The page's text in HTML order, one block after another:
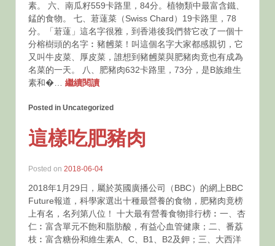
素。 六、南瓜籽559卡路里，84分。植物類中最富含鐵、
錳的食物。 七、莙薘菜（Swiss Chard）19卡路里，78
分。「莙薘」這名字很雅，到香港後我們替它改了一個十
分榕樹頭的名字︰豬乸菜！叫這個名字大家都感親切，它
又叫牛皮菜、厚皮菜，誰想到豬乸菜與肥豬肉竟也有成為
名菜的一天。 八、肥豬肉632卡路里，73分，是B族維生
素和�… 繼續閱讀
Posted in Uncategorized
這樣吃肥豬肉
Posted on 2018-06-04
2018年1月29日，屬於英國廣播公司（BBC）的網上BBC
Future報道，科學家選出十種最營養的食物，肥豬肉竟榜
上有名，名列第八位！ 十大最有營養食物排行榜︰一、杏
仁︰富含單元不飽和脂肪酸，有益心血管健康；二、番荔
枝︰富含糖份和維生素A、C、B1、B2及鉀；三、大西洋